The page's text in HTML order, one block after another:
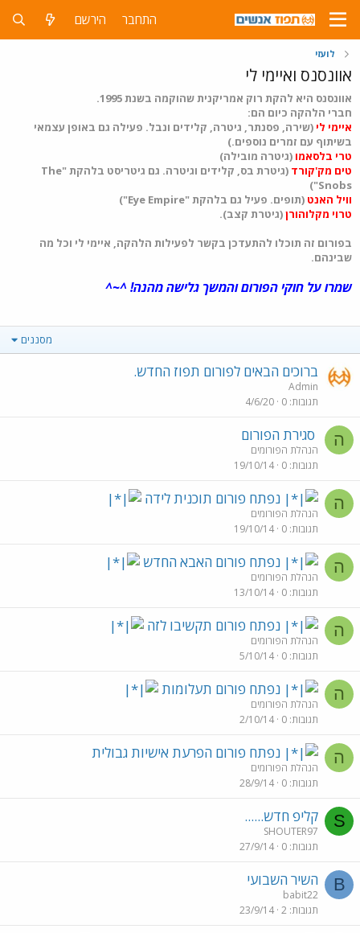
התחבר הירשם
לועזי
אוונסנס ואיימי לי
אוונסנס היא להקת רוק אמריקנית שהוקמה בשנת 1995.
חברי הלהקה כיום הם:
איימי לי (שירה, פסנתר, גיטרה, קלידים ונבל. פעילה גם באופן עצמאי
בשיתוף עם זמרים נוספים.)
טרי בלסאמו (גיטרה מובילה)
טים מק'קורד
(גיטרת בס, קלידים וגיטרה. גם גיטריסט בלהקת "The
Snobs")
וויל האנט (תופים. פעיל גם בלהקת "Eye Empire")
טרוי מקלוהורן(גיטרת קצב).
בפורום זה תוכלו להתעדכן בקשר לפעילות הלהקה, איימי לי וכל מה
שבינהם.
שמרו על חוקי הפורום והמשך גלישה מהנה! ^~^
מסננים
ברוכים הבאים לפורום תפוז החדש.
Admin
תגובות 0
4/6/20
ה סגירת הפורום
הנהלת הפורומים
תגובות 0
19/10/14
ה נפתח פורום תוכנית לידה
הנהלת הפורומים
תגובות 0
19/10/14
ה נפתח פורום האבא החדש
הנהלת הפורומים
תגובות 0
13/10/14
ה נפתח פורום תקשיבו לזה
הנהלת הפורומים
תגובות 0
5/10/14
ה נפתח פורום תעלומות
הנהלת הפורומים
תגובות 0
2/10/14
ה נפתח פורום הפרעת אישיות גבולית
הנהלת הפורומים
תגובות 0
28/9/14
S קליפ חדש......
SHOUTER97
תגובות 0
27/9/14
B השיר השבועי
babit22
תגובות 2
23/9/14